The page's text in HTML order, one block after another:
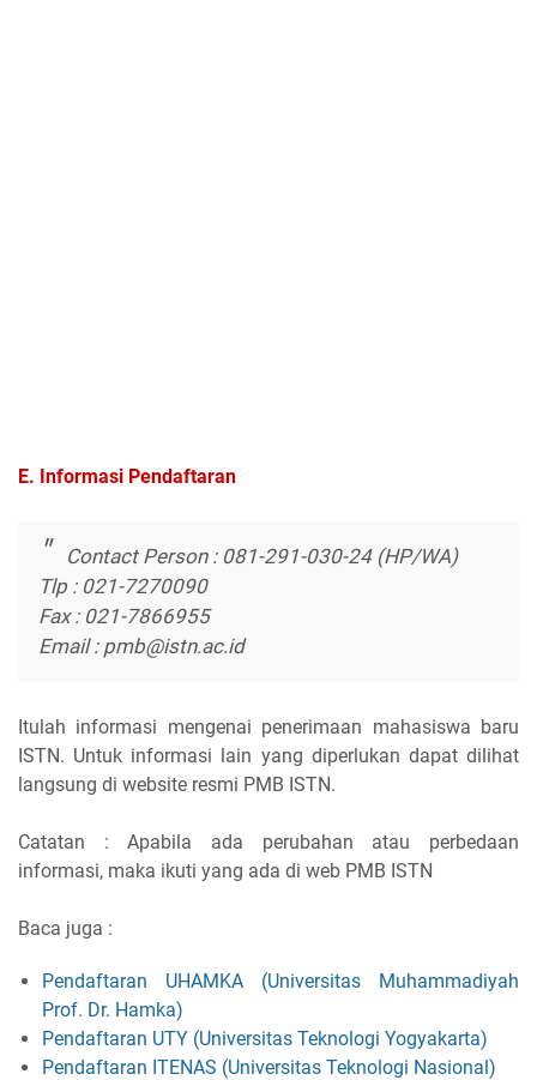
E. Informasi Pendaftaran
Contact Person : 081-291-030-24 (HP/WA)
Tlp : 021-7270090
Fax : 021-7866955
Email : pmb@istn.ac.id
Itulah informasi mengenai penerimaan mahasiswa baru
ISTN. Untuk informasi lain yang diperlukan dapat dilihat
langsung di website resmi PMB ISTN.
Catatan : Apabila ada perubahan atau perbedaan
informasi, maka ikuti yang ada di web PMB ISTN
Baca juga :
Pendaftaran UHAMKA (Universitas Muhammadiyah
Prof. Dr. Hamka)
Pendaftaran UTY (Universitas Teknologi Yogyakarta)
Pendaftaran ITENAS (Universitas Teknologi Nasional)